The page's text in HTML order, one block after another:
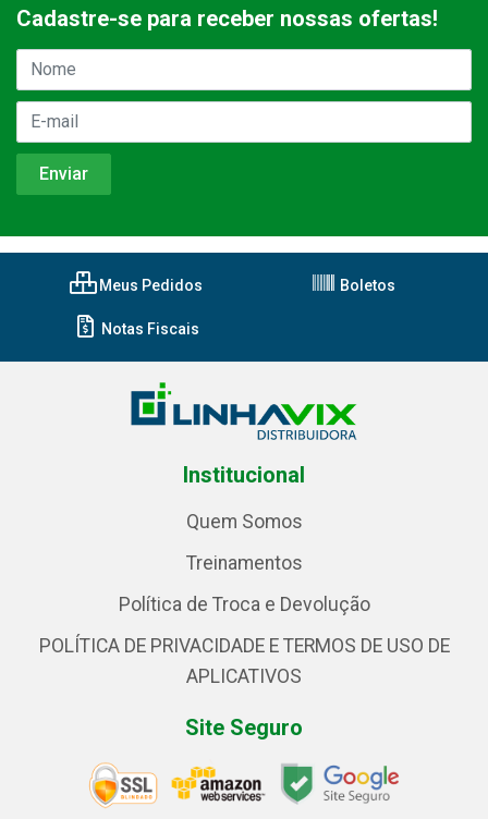
Cadastre-se para receber nossas ofertas!
Meus Pedidos Boletos
Notas Fiscais
Institucional
Quem Somos
Treinamentos
Política de Troca e Devolução
POLÍTICA DE PRIVACIDADE E TERMOS DE USO DE
APLICATIVOS
Site Seguro